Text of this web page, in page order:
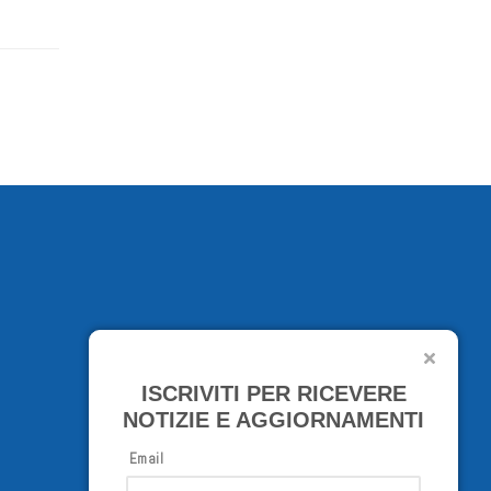
ISCRIVITI PER RICEVERE
NOTIZIE E AGGIORNAMENTI
Email